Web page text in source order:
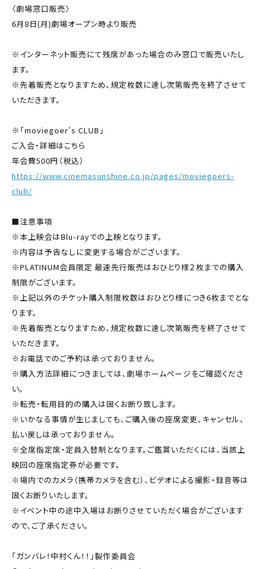
〈劇場窓口販売〉
6月8日(月)劇場オープン時より販売
※インターネット販売にて残席があった場合のみ窓口で販売いたし
ます。
※先着販売となりますため、規定枚数に達し次第販売を終了させて
いただきます。
※「moviegoer's CLUB」
ご入会・詳細はこちら
年会費500円（税込）
https://www.cinemasunshine.co.jp/pages/moviegoers-
club/
■注意事項
※本上映会はBlu-rayでの上映となります。
※内容は予告なしに変更する場合がございます。
※PLATINUM会員限定 最速先行販売はおひとり様２枚までの購入
制限がございます。
※上記以外のチケット購入制限枚数はおひとり様につき6枚までとな
ります。
※先着販売となりますため、規定枚数に達し次第販売を終了させて
いただきます。
※お電話でのご予約は承っておりません。
※購入方法詳細につきましては、劇場ホームページをご確認くださ
い。
※転売・転用目的の購入は固くお断り致します。
※いかなる事情が生じましても、ご購入後の座席変更、キャンセル、
払い戻しは承っておりません。
※全席指定席・定員入替制となります。ご鑑賞いただくには、当該上
映回の座席指定券が必要です。
※場内でのカメラ（携帯カメラを含む）、ビデオによる撮影・録音等は
固くお断りいたします。
※イベント中の途中入場はお断りさせていただく場合がございます
ので、ご了承ください。
「ガンバレ！中村くん！！」製作委員会